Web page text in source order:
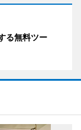
る無料ツー